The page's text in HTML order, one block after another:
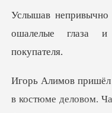
Пополнить
История чтения
ошалелые глаза
в костюме деловом.